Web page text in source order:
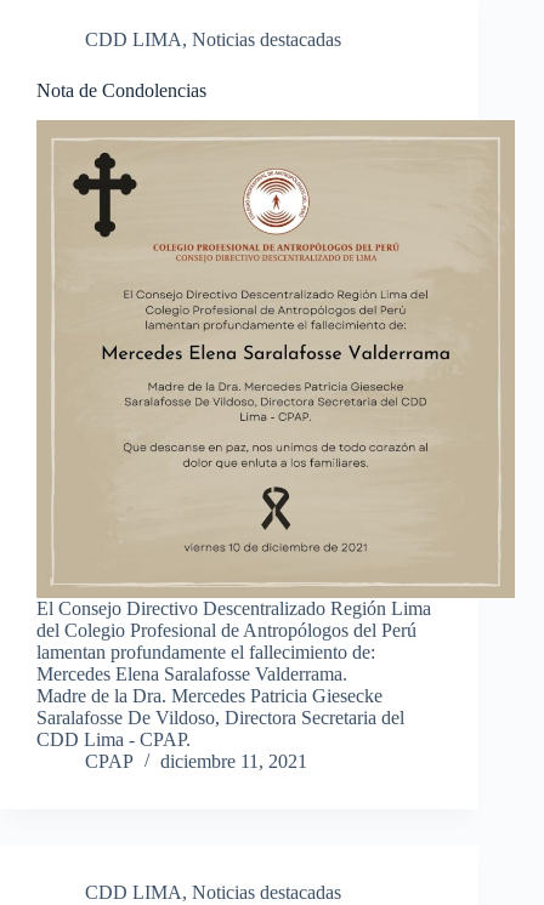
CDD LIMA, Noticias destacadas
Nota de Condolencias
El Consejo Directivo Descentralizado Región Lima
del Colegio Profesional de Antropólogos del Perú
lamentan profundamente el fallecimiento de:
Mercedes Elena Saralafosse Valderrama.
Madre de la Dra. Mercedes Patricia Giesecke
Saralafosse De Vildoso, Directora Secretaria del
CDD Lima - CPAP.
CPAP
diciembre 11, 2021
CDD LIMA, Noticias destacadas